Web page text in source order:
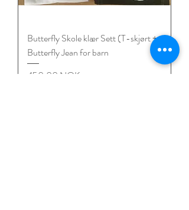
Butterfly Skole klær Sett (T-skjørt +
Butterfly Jean for barn
Цена
450,00 NOK